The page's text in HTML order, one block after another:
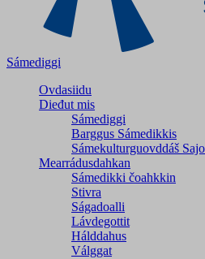
Sámediggi
Ovdasiidu
Dieđut mis
Sámediggi
Barggus Sámedikkis
Sámekulturguovddáš
Mearrádusdahkan
Sámedikki čoahkkin
Stivra
Ságadoalli
Lávdegottit
Hálddahus
Válggat